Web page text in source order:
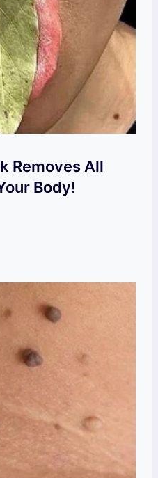
Removes All
Body!